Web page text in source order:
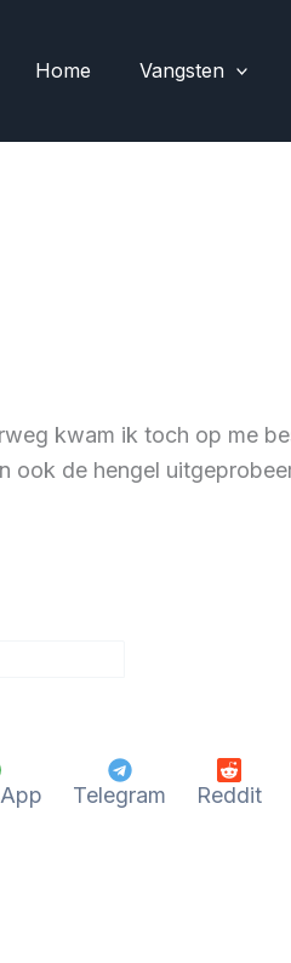
Home Vangsten
kwam ik toch op me
de hengel
Telegram Reddit